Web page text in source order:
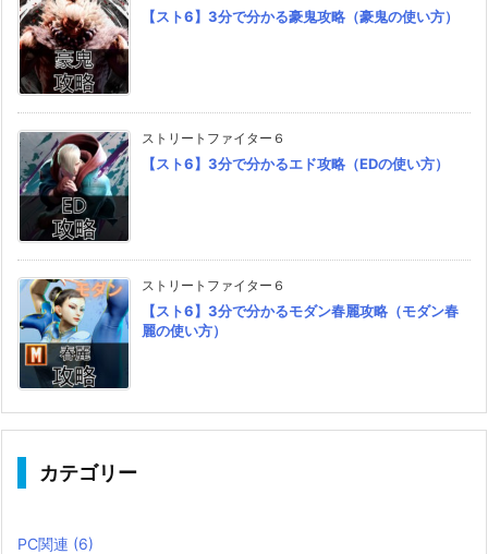
【スト6】3分で分かる豪鬼攻略（豪鬼の使い方）
ストリートファイター６
【スト6】3分で分かるエド攻略（EDの使い方）
ストリートファイター６
【スト6】3分で分かるモダン春麗攻略（モダン春
麗の使い方）
カテゴリー
PC関連 (6)